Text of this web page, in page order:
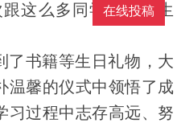
这么多同学一起过生
了书籍等生日礼物，大
温馨的仪式中领悟了成
习过程中志存高远、努
在线投稿